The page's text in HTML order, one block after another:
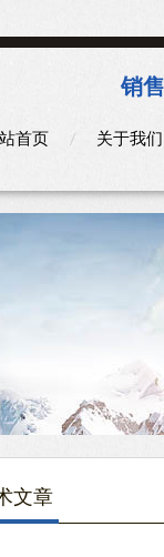
销
首页 关于我们
文章